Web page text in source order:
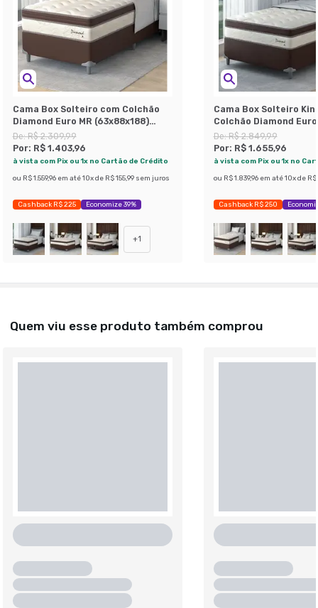
Cama Box Solteiro com Colchão
Diamond Euro MR (63x88x188)
Bege e Marrom
De:R$ 2.309,99
Por: R$ 1.403,96
à vista com Pix ou 1x no Cartão de Crédito
ou R$ 1.559,96 em até 10x de R$ 155,99 sem juros
Cashback R$ 225 Economize 39%
+1
Cama Box Solteiro
Colchão Diamond Euro
(63x108x198) Bege e
De:R$ 2.849,99
Por: R$ 1.655,96
à vista com Pix ou 1x no
ou R$ 1.839,96 em até 10x de R$
Cashback R$ 250
Quem viu esse produto também comprou